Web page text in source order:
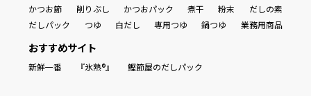
かつお節 削りぶし かつおパック 煮干 粉末
だしの素
だしパック
つゆ 白だし 専用つゆ 鍋つゆ 業務用商品
おすすめサイト
新鮮一番 『氷熟®』 鰹節屋のだしパック